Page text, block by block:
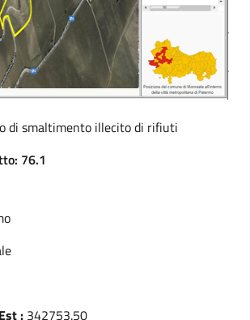
di smaltimento illecito di rifiuti
76.1
: 342753.50